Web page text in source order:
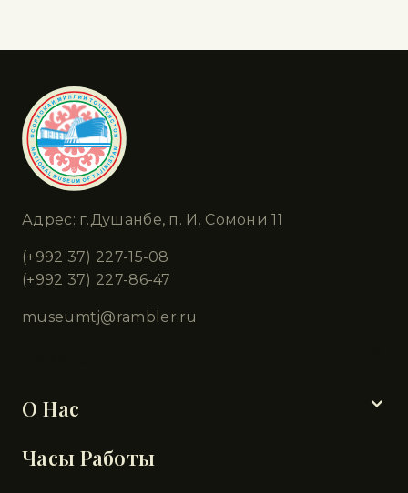
Адрес: г.Душанбе, п. И. Сомони 11
(+992 37) 227-15-08
(+992 37) 227-86-47
museumtj@rambler.ru
О Нас
Часы Работы